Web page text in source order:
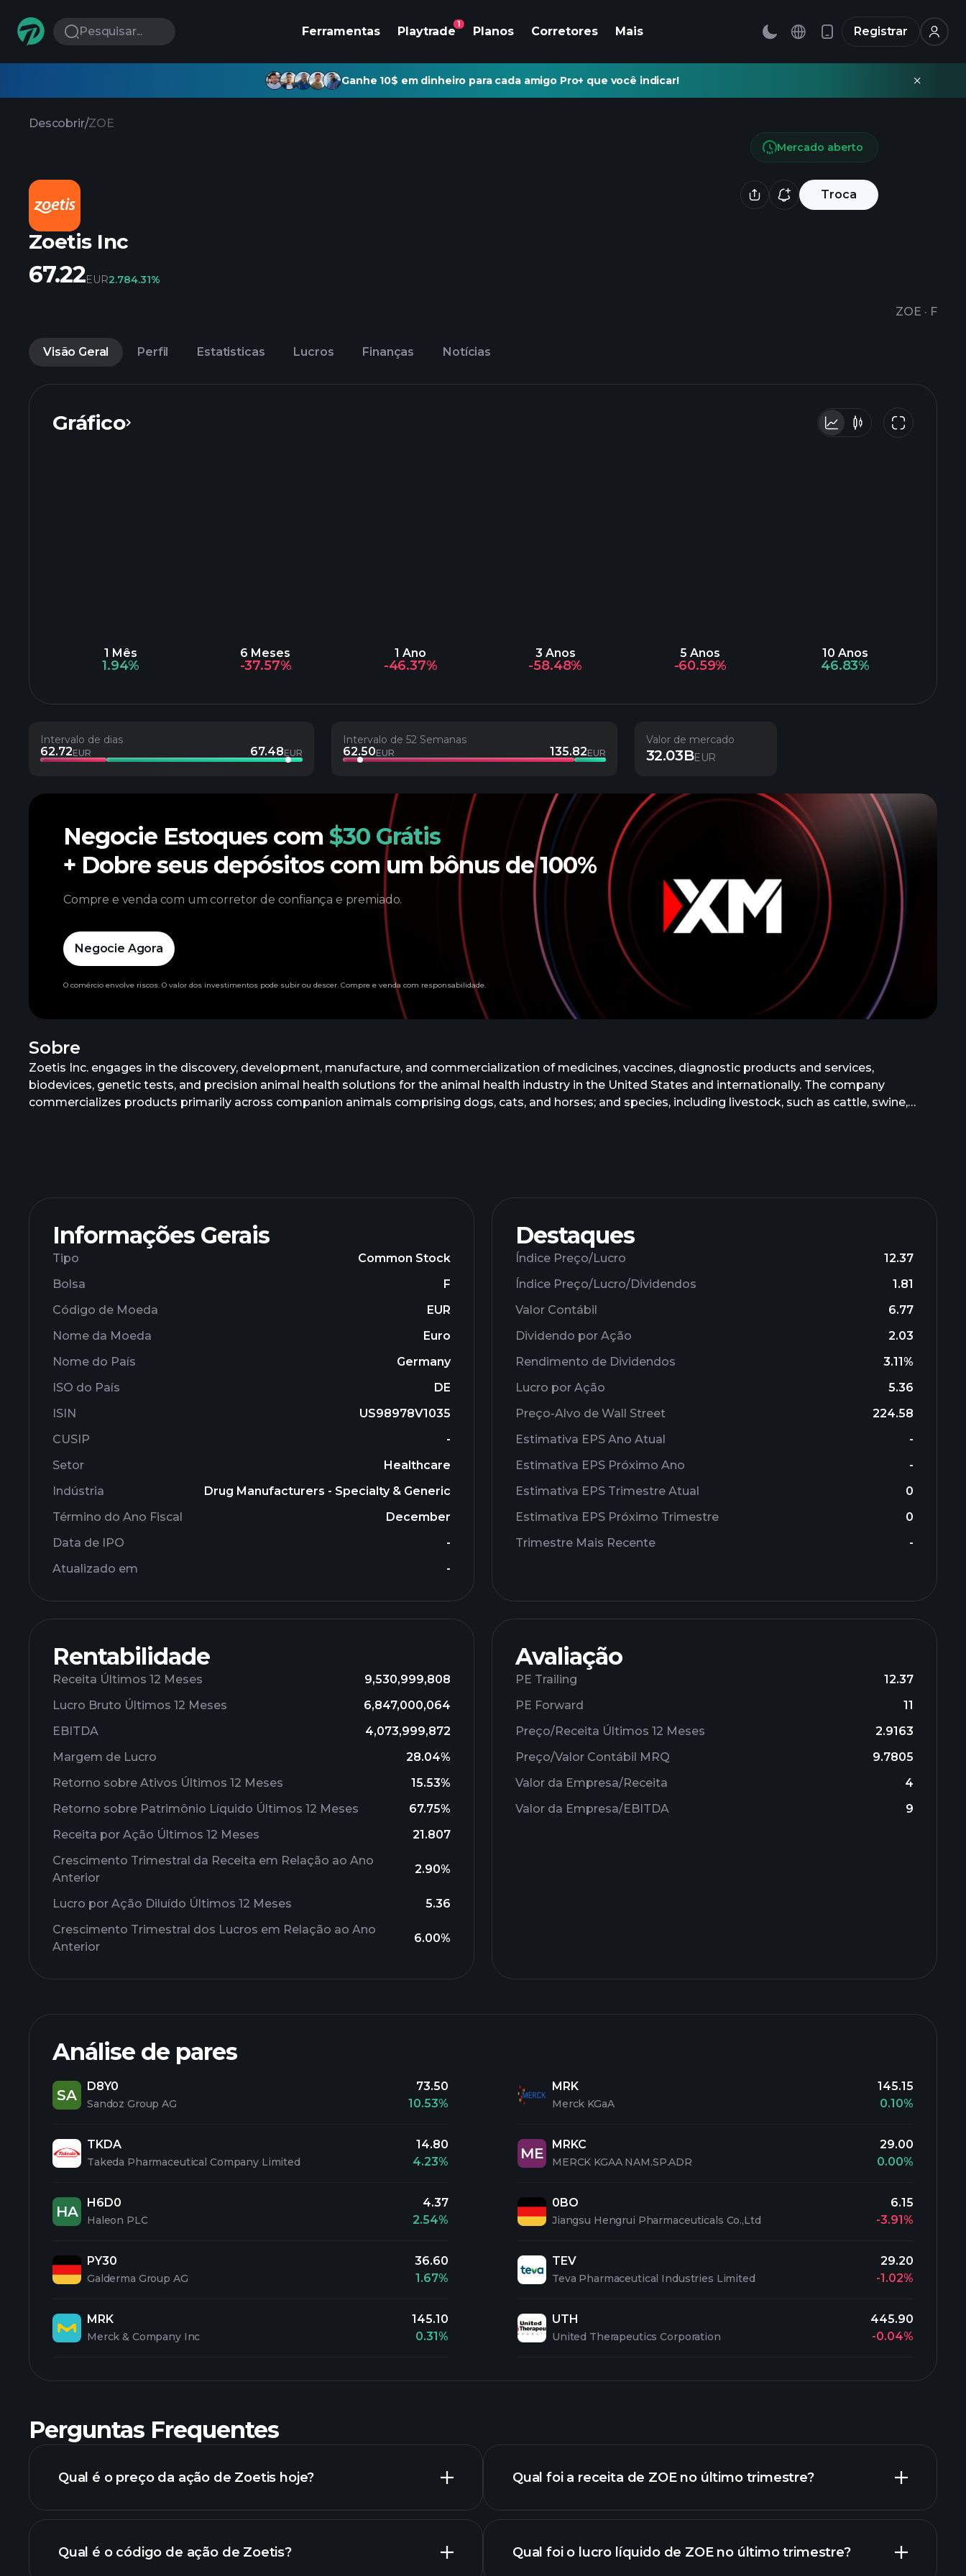
Pesquisar... Ferramentas Playtrade
1
Planos Corretores Mais Registrar
Ganhe 10$ em dinheiro para cada amigo Pro+ que você indicar!
Descobrir/ZOE
Troca
Zoetis Inc
ZOE · F
Mercado aberto
67.22EUR2.784.31%
Visão Geral Perfil Estatisticas Lucros Finanças Notícias
Gráfico
1 Mês
1.94%
6 Meses
-37.57%
1 Ano
-46.37%
3 Anos
-58.48%
5 Anos
-60.59%
10 Anos
46.83%
Intervalo de dias
62.72EUR 67.48EUR
Intervalo de 52 Semanas
62.50EUR 135.82EUR
Valor de mercado
32.03BEUR
Sobre
Zoetis Inc. engages in the discovery, development, manufacture, and commercialization of medicines, vaccines, diagnostic products and services,
biodevices, genetic tests, and precision animal health solutions for the animal health industry in the United States and internationally. The company
commercializes products primarily across companion animals comprising dogs, cats, and horses; and species, including livestock, such as cattle, swine,
incorporated in 2012 and is headquartered in Parsippany, New Jersey.
Informações Gerais
Tipo
Common Stock
Bolsa
F
Código de Moeda
EUR
Nome da Moeda
Euro
Nome do País
Germany
ISO do País
DE
ISIN
US98978V1035
CUSIP
-
Setor
Healthcare
Indústria
Drug Manufacturers - Specialty & Generic
Término do Ano Fiscal
December
Data de IPO
-
Atualizado em
-
Destaques
Índice Preço/Lucro
12.37
Índice Preço/Lucro/Dividendos
1.81
Valor Contábil
6.77
Dividendo por Ação
2.03
Rendimento de Dividendos
3.11%
Lucro por Ação
5.36
Preço-Alvo de Wall Street
224.58
Estimativa EPS Ano Atual
-
Estimativa EPS Próximo Ano
-
Estimativa EPS Trimestre Atual
0
Estimativa EPS Próximo Trimestre
0
Trimestre Mais Recente
-
Rentabilidade
Receita Últimos 12 Meses
9,530,999,808
Lucro Bruto Últimos 12 Meses
6,847,000,064
EBITDA
4,073,999,872
Margem de Lucro
28.04%
Retorno sobre Ativos Últimos 12 Meses
15.53%
Retorno sobre Patrimônio Líquido Últimos 12 Meses
67.75%
Receita por Ação Últimos 12 Meses
21.807
Crescimento Trimestral da Receita em Relação ao Ano
Anterior
2.90%
Lucro por Ação Diluído Últimos 12 Meses
5.36
Crescimento Trimestral dos Lucros em Relação ao Ano
Anterior
6.00%
Avaliação
PE Trailing
12.37
PE Forward
11
Preço/Receita Últimos 12 Meses
2.9163
Preço/Valor Contábil MRQ
9.7805
Valor da Empresa/Receita
4
Valor da Empresa/EBITDA
9
Análise de pares
SA
D8Y0
Sandoz Group AG
73.50
10.53%
TKDA
Takeda Pharmaceutical Company Limited
14.80
4.23%
HA
H6D0
Haleon PLC
4.37
2.54%
PY30
Galderma Group AG
36.60
1.67%
MRK
Merck & Company Inc
145.10
0.31%
MRK
Merck KGaA
145.15
0.10%
ME
MRKC
MERCK KGAA NAM.SP.ADR
29.00
0.00%
0BO
Jiangsu Hengrui Pharmaceuticals Co.,Ltd
6.15
-3.91%
TEV
Teva Pharmaceutical Industries Limited
29.20
-1.02%
UTH
United Therapeutics Corporation
445.90
-0.04%
Negocie Estoques com $30 Grátis
+ Dobre seus depósitos com um bônus de 100%
Compre e venda com um corretor de confiança e premiado.
Negocie Agora
O comércio envolve riscos. O valor dos investimentos pode subir ou descer. Compre e venda com responsabilidade.
Perguntas Frequentes
Qual é o preço da ação de Zoetis hoje?
Qual é o código de ação de Zoetis?
Qual foi a receita de ZOE no último trimestre?
Qual foi o lucro líquido de ZOE no último trimestre?